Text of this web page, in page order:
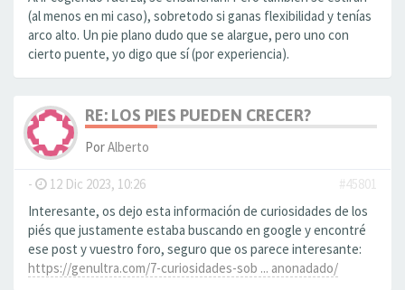
(al menos en mi caso), sobretodo si ganas flexibilidad y tenías
arco alto. Un pie plano dudo que se alargue, pero uno con
cierto puente, yo digo que sí (por experiencia).
RE: LOS PIES PUEDEN CRECER?
PorAlberto
- 12 Dic 2023, 10:26
#45801
Interesante, os dejo esta información de curiosidades de los
piés que justamente estaba buscando en google y encontré
ese post y vuestro foro, seguro que os parece interesante:
https://genultra.com/7-curiosidades-sob ... anonadado/